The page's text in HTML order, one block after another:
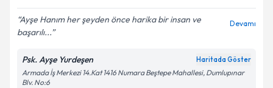
Kişisel verilerimin işlenmesine ilişkin
Aydınlatma
Metni'ni okudum ve kişisel verilerimin belirtilen
Ayşe Hanım her şeyden önce harika bir insan ve
başarılı...
Devamı
Psk. Ayşe Yurdeşen Haritada Göster
Armada İş Merkezi 14.Kat 1416 Numara Beştepe Mahallesi, Dumlupınar
Blv. No:6